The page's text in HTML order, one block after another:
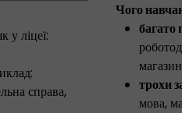
у ліцеї:
справа,
Чого
багато
трохи
мова,